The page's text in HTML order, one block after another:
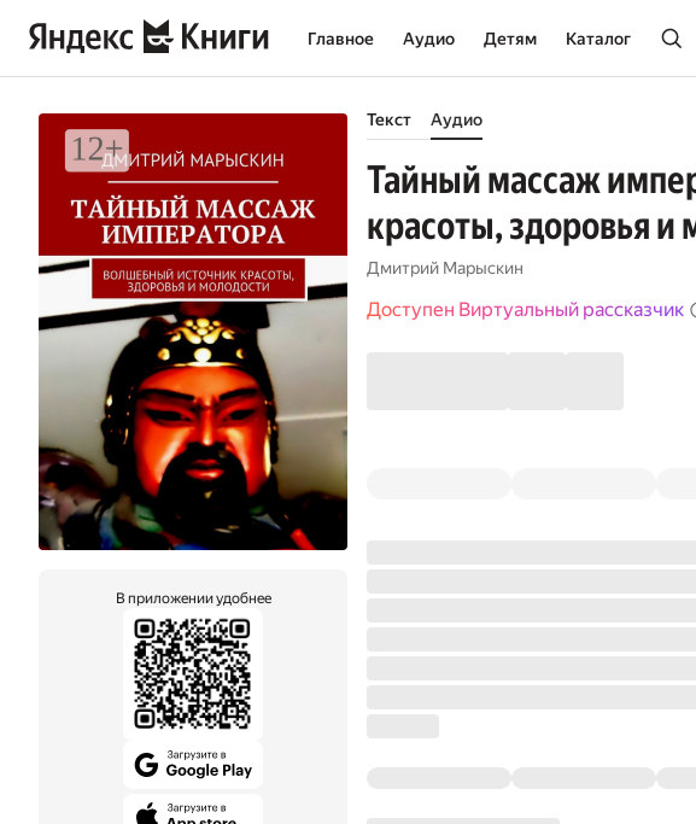
Главное Аудио Детям Каталог
В приложении удобнее
Текст Аудио
Тайный массаж
красоты, здоровья и
Дмитрий Марыскин
Доступен Виртуальный рассказчик